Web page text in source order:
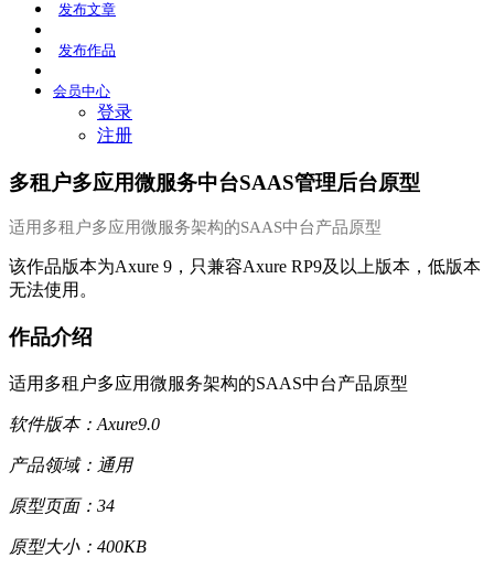
发布文章
发布作品
会员中心
登录
注册
多租户多应用微服务中台SAAS管理后台原型
适用多租户多应用微服务架构的SAAS中台产品原型
该作品版本为Axure 9，只兼容Axure RP9及以上版本，低版本
无法使用。
作品介绍
适用多租户多应用微服务架构的SAAS中台产品原型
软件版本：Axure9.0
产品领域：通用
原型页面：34
原型大小：400KB